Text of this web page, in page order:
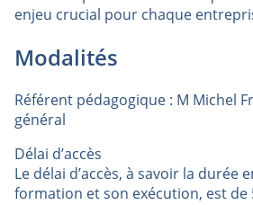
enjeu crucial pour chaque
Modalités
Référent pédagogique : M Michel
général
Délai d’accès
Le délai d’accès, à savoir la durée
formation et son exécution, est de